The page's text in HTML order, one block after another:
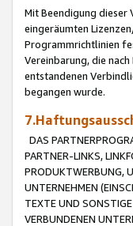
Mit Beendigung dieser
eingeräumten
Programmrichtlinien
Vereinbarung, die
entstandenen
begangen wurde.
DAS
PARTNER-LINKS,
PRODUKTWERBUNG,
UNTERNEHMEN
TEXTE UND
VERBUNDENEN